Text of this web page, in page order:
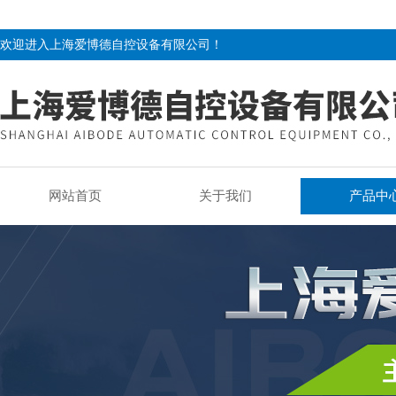
欢迎进入上海爱博德自控设备有限公司！
网站首页 关于我们 产品中